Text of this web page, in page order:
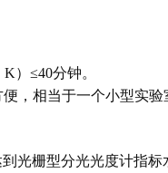
）≤40分钟。
，相当于一个小型实
光栅型分光光度计指标